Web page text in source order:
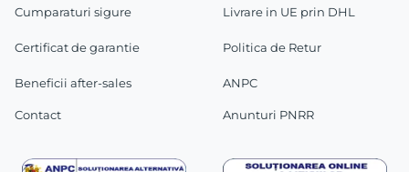
Cumparaturi sigure
Certificat de garantie
Beneficii after-sales
Contact
Livrare in UE prin DHL
Politica de Retur
ANPC
Anunturi PNRR